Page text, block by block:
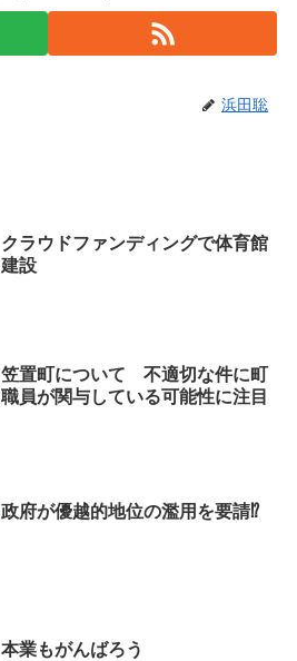
浜田聡
クラウドファンディングで体育館
建設
笠置町について 不適切な件に町
職員が関与している可能性に注目
政府が優越的地位の濫用を要請⁉
本業もがんばろう